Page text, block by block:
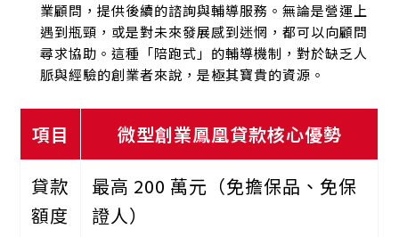
業顧問，提供後續的諮詢與輔導服務。無論是營運上
遇到瓶頸，或是對未來發展感到迷惘，都可以向顧問
尋求協助。這種「陪跑式」的輔導機制，對於缺乏人
脈與經驗的創業者來說，是極其寶貴的資源。
項目
微型創業鳳凰貸款核心優勢
貸款
額度
最高 200 萬元（免擔保品、免保
證人）